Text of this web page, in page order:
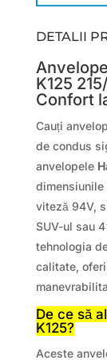
DETALII
K125
Confort
Cauți
de condus
anvelopele
dimensiunile
viteză 94V,
SUV-ul sau
tehnologia
calitate,
De ce să
K125?
Aceste